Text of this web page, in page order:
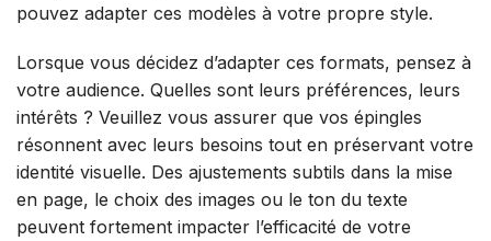
pouvez adapter ces modèles à votre propre style.
Lorsque vous décidez d’adapter ces formats, pensez à
votre audience. Quelles sont leurs préférences, leurs
intérêts ? Veuillez vous assurer que vos épingles
résonnent avec leurs besoins tout en préservant votre
identité visuelle. Des ajustements subtils dans la mise
en page, le choix des images ou le ton du texte
peuvent fortement impacter l’efficacité de votre